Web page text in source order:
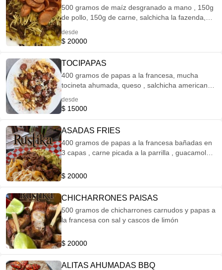
500 gramos de maíz desgranado a mano , 150g
de pollo, 150g de carne, salchicha la fazenda,
queso rallado.
desde
$ 20000
TOCIPAPAS
400 gramos de papas a la francesa, mucha
tocineta ahumada, queso , salchicha americana
desde
$ 15000
ASADAS FRIES
400 gramos de papas a la francesa bañadas en
3 capas , carne picada a la parrilla , guacamole
$ 20000
CHICHARRONES PAISAS
500 gramos de chicharrones carnudos y papas a
la francesa con sal y cascos de limón
$ 20000
ALITAS AHUMADAS BBQ